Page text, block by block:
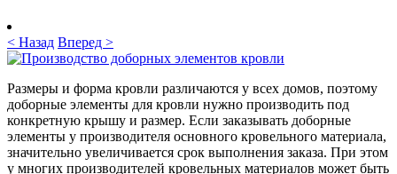
< Назад Вперед >
Размеры и форма кровли различаются у всех домов, поэтому
доборные элементы для кровли нужно производить под
конкретную крышу и размер. Если заказывать доборные
элементы у производителя основного кровельного материала,
значительно увеличивается срок выполнения заказа. При этом
у многих производителей кровельных материалов может быть